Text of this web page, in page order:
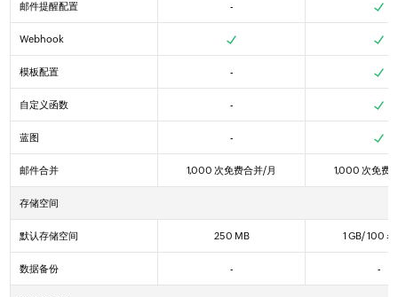
邮件提醒配置 -
Yes Yes Yes
Webhook Yes Yes
模板配置 -Yes Yes
自定义函数 -Yes Yes
蓝图 -Yes Yes
邮件合并 1,000 次免费合并/月 1,000 次免费
存储空间
默认存储空间 250 MB 1 GB/ 100
数据备份 - -